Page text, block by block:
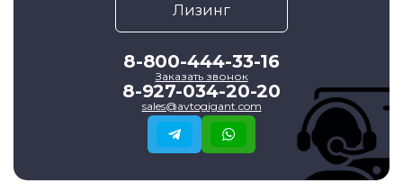
Лизинг
8-800-444-33-16
Заказать звонок
8-927-034-20-20
sales@avtogigant.com